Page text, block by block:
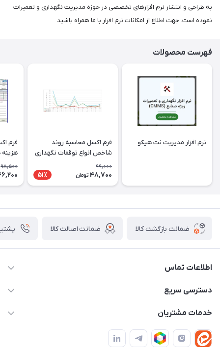
به طراحی و انتشار نرم افزارهای تخصصی در حوزه مدیریت نگهداری و تعمیرات
نموده است. جهت اطلاع از امکانات نرم افزار با ما همراه باشید
فهرست محصولات
نرم افزار مدیریت نت هیکو
فرم اکسل محاسبه روند
شاخص انواع توقفات نگهداری
و تعمیرات
99,000
48,700 تومان 51٪
فرم
هزینه
98,500
ضمانت بازگشت کالا ضمانت اصالت کالا
اطلاعات تماس
09982430312
دسترسی سریع
حساب کاربری
لیست محصولات
خدمات مشتریان
قوانین و مقررات
حریم خصوصی